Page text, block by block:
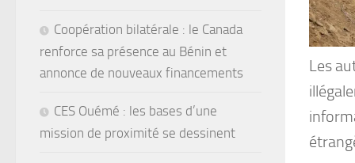
Les
Coopération bilatérale : le Canada
renforce sa présence au Bénin et
annonce de nouveaux financements
CES Ouémé : les bases d’une
mission de proximité se dessinent